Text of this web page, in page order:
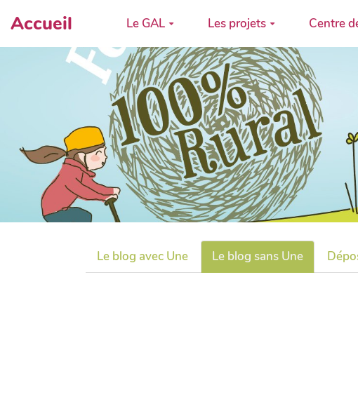
Accueil Le GAL Les projets Centre
Le blog avec Une Le blog sans Une